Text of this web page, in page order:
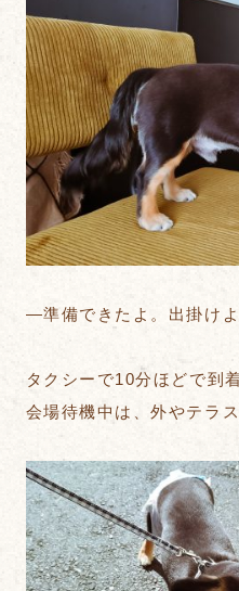
―準備できたよ。出掛けよ
タクシーで10分ほどで到着
会場待機中は、外やテラ